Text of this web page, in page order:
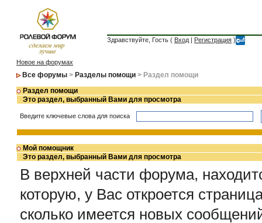
Здравствуйте, Гость ( Вход | Регистрация )
Новое на форумах
Все форумы > Разделы помощи > Раздел помощи
Раздел помощи
Это раздел, выбранный Вами для просмотра
Введите ключевые слова для поиска
Мой помощник
Это раздел, выбранный Вами для просмотра
В верхней части форума,
которую, у Вас откроется
сколько имеется новых